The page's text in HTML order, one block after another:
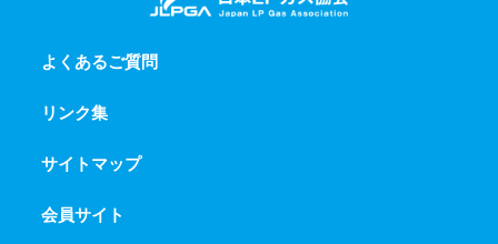
よくあるご質問
リンク集
サイトマップ
会員サイト